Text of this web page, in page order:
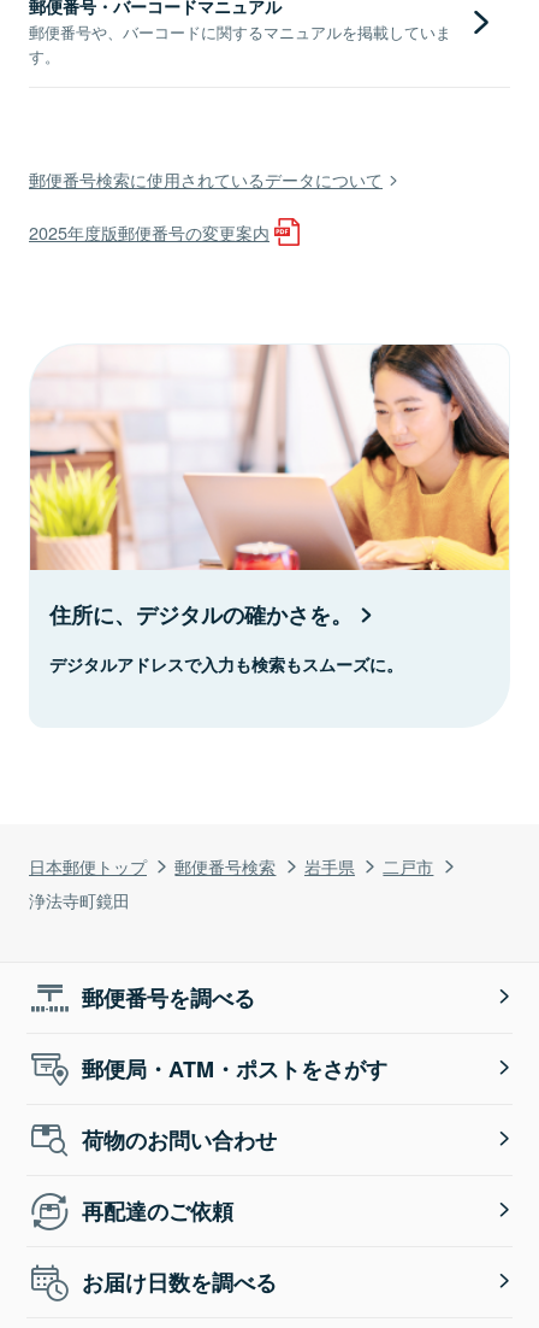
日本郵便トップ 郵便番号検索 岩手県
二戸市
浄法寺町鏡田
郵便番号・バーコードマニュアル
郵便番号や、バーコードに関するマニュアルを掲載していま
す。
郵便番号検索に使用されているデータについて
2025年度版郵便番号の変更案内
住所に、デジタルの確かさを。
デジタルアドレスで入力も検索もスムーズに。
郵便番号を調べる
郵便局・ATM・ポストをさがす
荷物のお問い合わせ
再配達のご依頼
お届け日数を調べる